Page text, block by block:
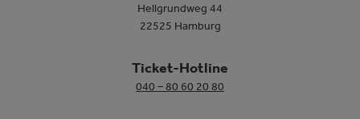
Hellgrundweg 44
22525 Hamburg
Ticket-Hotline
040 – 80 60 20 80